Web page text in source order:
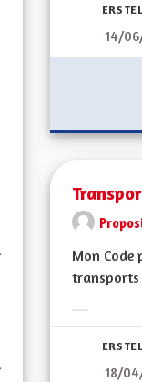
14/
Mon Code
transports
18/